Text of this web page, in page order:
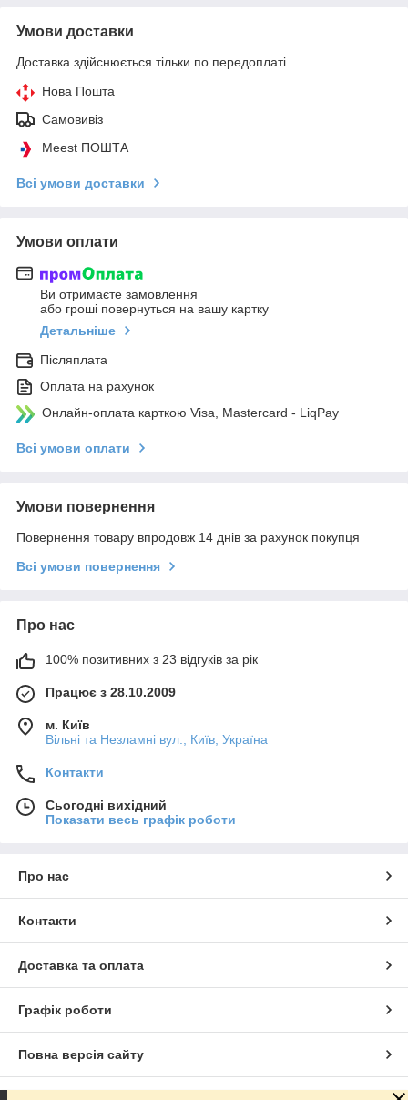
Умови доставки
Доставка здійснюється тільки по передоплаті.
Нова Пошта
Самовивіз
Meest ПОШТА
Всі умови доставки
Умови оплати
Ви отримаєте замовлення
або гроші повернуться на вашу картку
Детальніше
Післяплата
Оплата на рахунок
Онлайн-оплата карткою Visa, Mastercard - LiqPay
Всі умови оплати
Умови повернення
Повернення товару впродовж 14 днів за рахунок покупця
Всі умови повернення
Про нас
100% позитивних з 23 відгуків за рік
Працює з 28.10.2009
м. Київ
Вільні та Незламні вул., Київ, Україна
Контакти
Сьогодні вихідний
Показати весь графік роботи
Про нас
Контакти
Доставка та оплата
Графік роботи
Повна версія сайту